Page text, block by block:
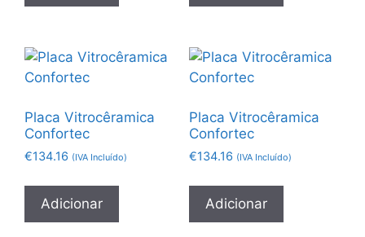
Placa Vitrocêramica
Confortec
€134.16 (IVA Incluído)
Adicionar
Placa Vitrocêramica
Confortec
€134.16 (IVA Incluído)
Adicionar